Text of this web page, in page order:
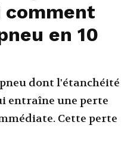
comment
en 10
dont l'étanchéité
entraîne une perte
Cette perte